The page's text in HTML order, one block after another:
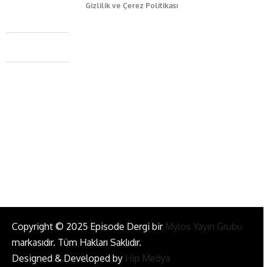
Gizlilik ve Çerez Politikası
Caferağa Mah. Dr. Şakir Paşa Sok. No3/A Kadıköy İstanbul
+90 543 345 46 00
Copyright © 2025 Episode Dergi bir Mylos Yayın Grubu
markasıdır. Tüm Hakları Saklıdır.
Designed & Developed by Hip Medya